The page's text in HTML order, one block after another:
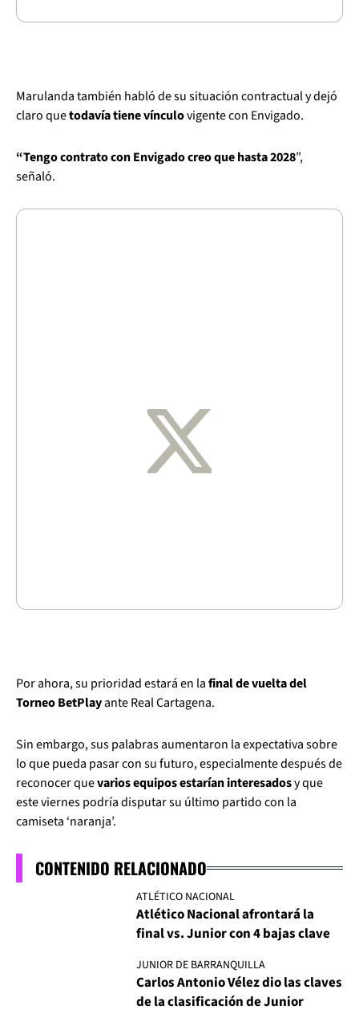
Marulanda también habló de su situación contractual y dejó
claro quetodavía tiene vínculovigente con Envigado.
“Tengo contrato con Envigado creo que hasta 2028”,
señaló.
Por ahora, su prioridad estará en lafinal de vuelta del
Torneo BetPlayante Real Cartagena.
Sin embargo, sus palabras aumentaron la expectativa sobre
lo que pueda pasar con su futuro, especialmente después de
reconocer quevarios equipos estarían interesadosy que
este viernes podría disputar su último partido con la
camiseta ‘naranja’.
CONTENIDO RELACIONADO
ATLÉTICO NACIONAL
Atlético Nacional afrontará la
final vs. Junior con 4 bajas clave
JUNIOR DE BARRANQUILLA
Carlos Antonio Vélez dio las claves
de la clasificación de Junior